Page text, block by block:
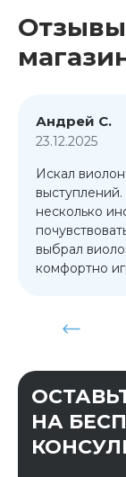
Андрей С.
23.12.2025
Искал
несколько
выбрал
комфортно
НА